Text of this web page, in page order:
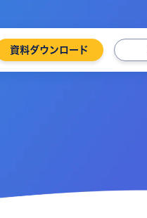
資料ダウンロード